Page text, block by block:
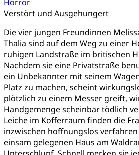
Horror
Verstört und Ausgehungert
Die vier jungen Freundinnen
Thalia sind auf dem Weg zu einer
ruhigen Landstraße im britischen
Nachdem sie eine Privatstraße
ein Unbekannter mit seinem
Platz zu machen, scheint
plötzlich zu einem Messer greift,
Handgemenge scheinbar tödlich
Leiche im Kofferraum finden die
inzwischen hoffnungslos
einsam gelegenen Haus am